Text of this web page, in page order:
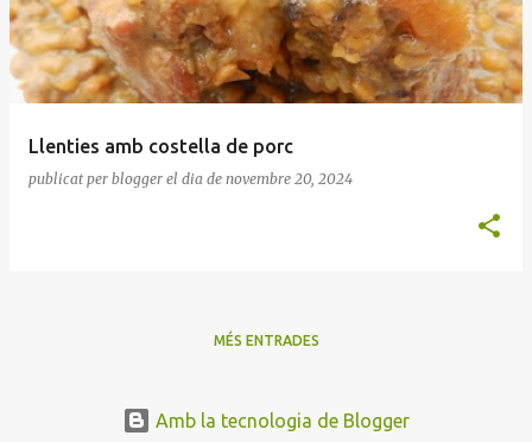
Llenties amb costella de porc
publicat per blogger el dia de novembre 20, 2024
MÉS ENTRADES
Amb la tecnologia de Blogger